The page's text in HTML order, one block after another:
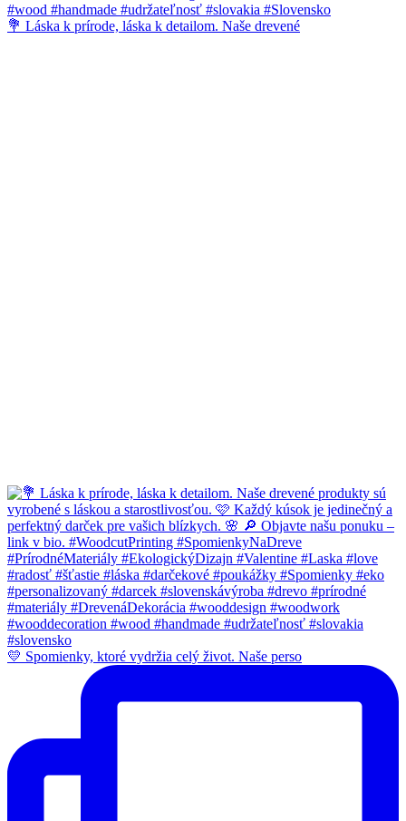
💐 Láska k prírode, láska k detailom. Naše drevené
💛 Spomienky, ktoré vydržia celý život. Naše perso